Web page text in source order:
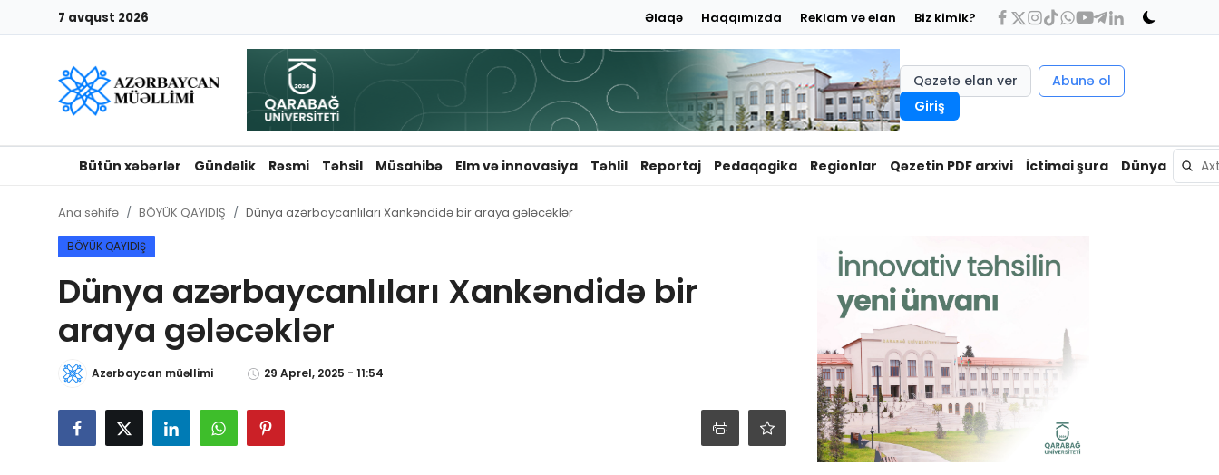
7 avqust 2026 Əlaqə Haqqımızda Reklam və elan Biz kimik?
Qəzetə elan ver
Abunə ol
Giriş
Bütün xəbərlər Gündəlik Rəsmi Təhsil Müsahibə Elm və innovasiya Təhlil Reportaj Pedaqogika Regionlar Qəzetin PDF arxivi İctimai şura Dünya
Giriş
Qeydiyyat
Qəzetə elan ver
Haqqımızda
Reklam və elan
Biz kimik?
Bütün xəbərlər
Gündəlik
Ana səhifə BÖYÜK QAYIDIŞ Dünya azərbaycanlıları Xankəndidə bir araya gələcəklər
BÖYÜK QAYIDIŞ
Dünya azərbaycanlıları Xankəndidə bir
araya gələcəklər
Azərbaycan müəllimi 29 Aprel, 2025 - 11:54